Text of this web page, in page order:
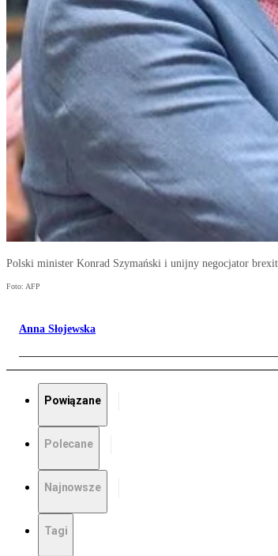
Polski minister Konrad Szymański i unijny negocjator
Foto: AFP
Anna Słojewska
Powiązane
Polecane
Najnowsze
Tagi